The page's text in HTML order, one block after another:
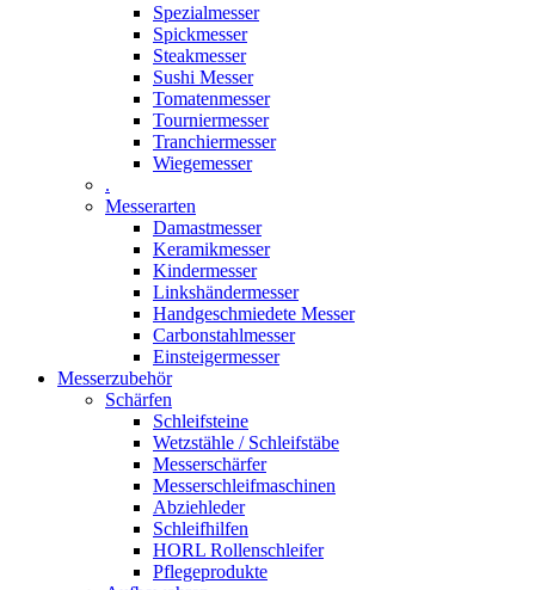
Spezialmesser
Spickmesser
Steakmesser
Sushi Messer
Tomatenmesser
Tourniermesser
Tranchiermesser
Wiegemesser
.
Messerarten
Damastmesser
Keramikmesser
Kindermesser
Linkshändermesser
Handgeschmiedete Messer
Carbonstahlmesser
Einsteigermesser
Messerzubehör
Schärfen
Schleifsteine
Wetzstähle / Schleifstäbe
Messerschärfer
Messerschleifmaschinen
Abziehleder
Schleifhilfen
HORL Rollenschleifer
Pflegeprodukte